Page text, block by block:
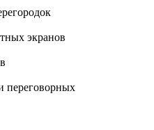
экранов
переговорных